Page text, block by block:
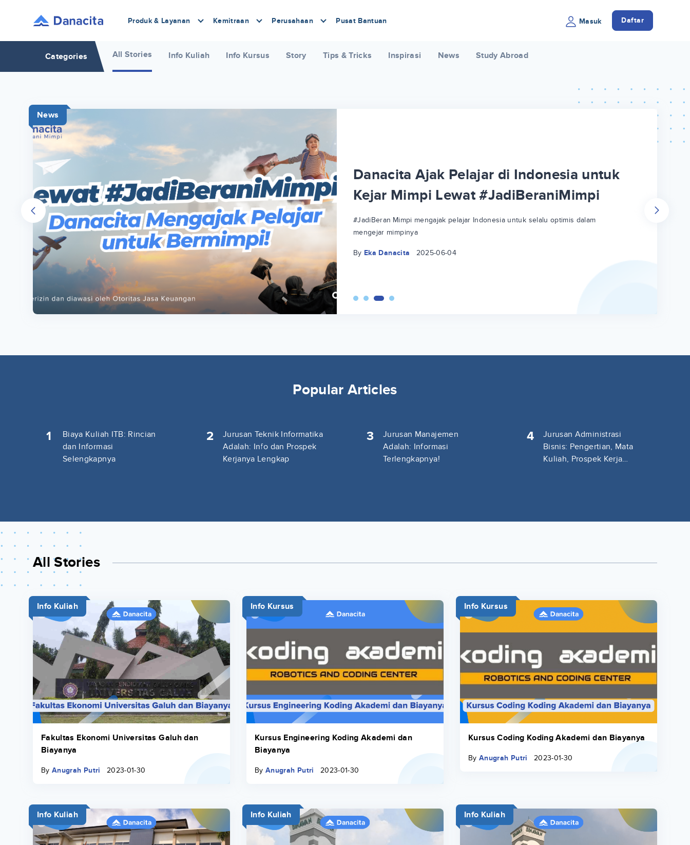
Produk & Layanan Kemitraan Perusahaan Pusat Bantuan Masuk Daftar
Categories All Stories Info Kuliah Info Kursus Story Tips & Tricks Inspirasi News Study Abroad
News
Danacita Ajak Pelajar di Indonesia untuk
Kejar Mimpi Lewat #JadiBeraniMimpi
#JadiBeraniMimpi mengajak pelajar Indonesia untuk selalu optimis dalam
mengejar mimpinya
By Eka Danacita 2025-06-04
Popular Articles
1
Biaya Kuliah ITB: Rincian
dan Informasi
Selengkapnya
2
Jurusan Teknik Informatika
Adalah: Info dan Prospek
Kerjanya Lengkap
3
Jurusan Manajemen
Adalah: Informasi
Terlengkapnya!
4
Jurusan Administrasi
Bisnis: Pengertian, Mata
Kuliah, Prospek Kerja
All Stories
Info Kuliah
Fakultas Ekonomi Universitas Galuh dan
Biayanya
By Anugrah Putri 2023-01-30
Info Kursus
Kursus Engineering Koding Akademi dan
Biayanya
By Anugrah Putri 2023-01-30
Info Kursus
Kursus Coding Koding Akademi dan Biayanya
By Anugrah Putri 2023-01-30
Info Kuliah Info Kuliah Info Kuliah